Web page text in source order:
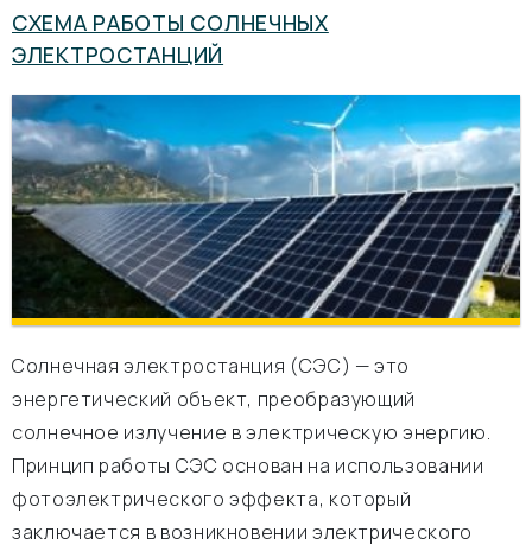
СХЕМА РАБОТЫ СОЛНЕЧНЫХ
ЭЛЕКТРОСТАНЦИЙ
Солнечная электростанция (СЭС) — это
энергетический объект, преобразующий
солнечное излучение в электрическую энергию.
Принцип работы СЭС основан на использовании
фотоэлектрического эффекта, который
заключается в возникновении электрического